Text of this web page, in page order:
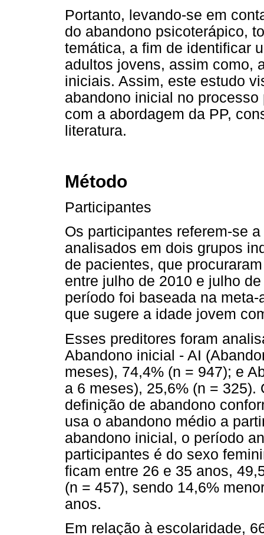
Portanto, levando-se em
do abandono psicoterápico,
temática, a fim de identificar
adultos jovens, assim como,
iniciais. Assim, este estudo
abandono inicial no
com a abordagem da PP,
literatura.
Método
Participantes
Os participantes referem-se
analisados em dois grupos
de pacientes, que
entre julho de 2010 e julho
período foi baseada na
que sugere a idade jovem
Esses preditores foram
Abandono inicial - AI
meses), 74,4% (n = 947); e
a 6 meses), 25,6% (n =
definição de abandono
usa o abandono médio a
abandono inicial, o período
participantes é do sexo
ficam entre 26 e 35 anos,
(n = 457), sendo 14,6%
anos.
Em relação à escolaridade,